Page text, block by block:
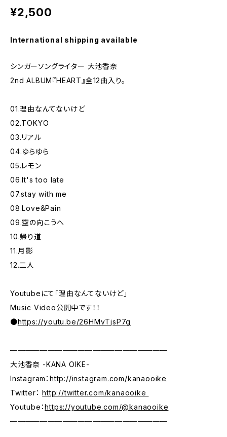
¥2,500
International shipping available
シンガーソングライター 大池香奈
2nd ALBUM『HEART』全12曲入り。
01.理由なんてないけど
02.TOKYO
03.リアル
04.ゆらゆら
05.レモン
06.It's too late
07.stay with me
08.Love&Pain
09.空の向こうへ
10.帰り道
11.月影
12.二人
Youtubeにて「理由なんてないけど」
Music Video公開中です！！
●https://youtu.be/26HMvTjsP7g
━━━━━━━━━━━━━━━━━━━━━
大池香奈 -KANA OIKE-
Instagram： http://instagram.com/kanaooike
Twitter：http://twitter.com/kanaooike
Youtube：https://youtube.com/@kanaooike
━━━━━━━━━━━━━━━━━━━━━